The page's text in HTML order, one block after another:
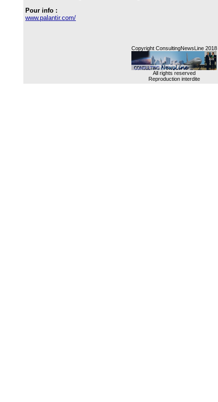
Pour info :
www.palantir.com/
Copyright ConsultingNewsLine 2018
All rights reserved
Reproduction interdite